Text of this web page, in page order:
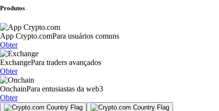
Produtos
App Crypto.comPara usuários comuns
Obter
ExchangePara traders avançados
Obter
OnchainPara entusiastas da web3
Obter